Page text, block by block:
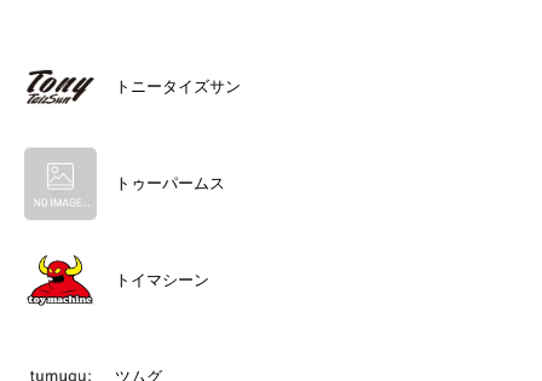
トニータイズサン
トゥーパームス
トイマシーン
ツムグ